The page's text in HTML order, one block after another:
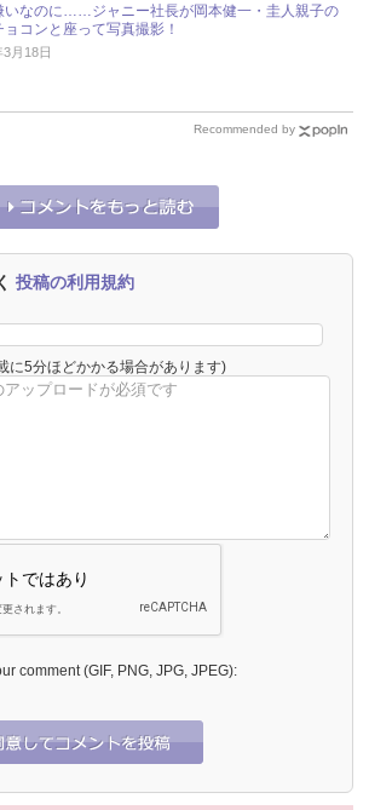
いなのに……ジャニー社長が岡本健一・圭人親子の
ョコンと座って写真撮影！
3月18日
Recommended by
投稿の利用規約
に5分ほどかかる場合があります)
comment (GIF, PNG, JPG, JPEG):